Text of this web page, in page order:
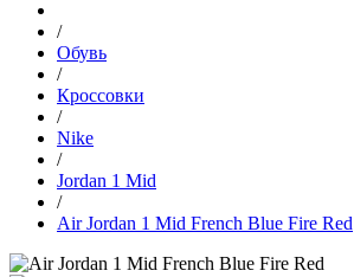
/
Обувь
/
Кроссовки
/
Nike
/
Jordan 1 Mid
/
Air Jordan 1 Mid French Blue Fire Red